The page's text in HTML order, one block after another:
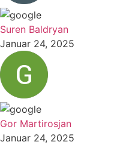
Suren Baldryan
Januar 24, 2025
Gor Martirosjan
Januar 24, 2025